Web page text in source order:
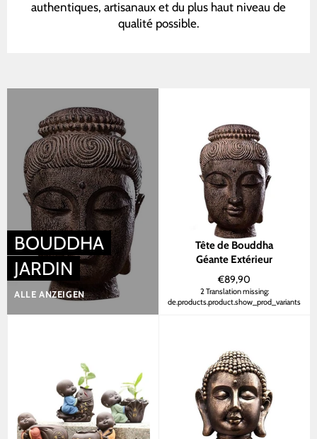
wischen
mobiles
Gerät
verwenden
authentiques, artisanaux et du plus haut niveau de
qualité possible.
BOUDDHA
JARDIN
ALLE ANZEIGEN
Tête de Bouddha
Géante Extérieur
Normaler
Preis
€89,90
2 Translation missing:
de.products.product.show_prod_variants